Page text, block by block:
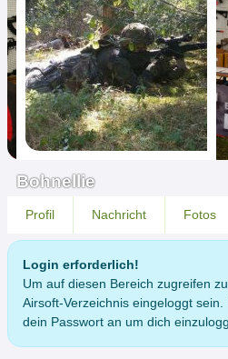
Bohnellie
Profil Nachricht Fotos
Login erforderlich!
Um auf diesen Bereich zugreifen
Airsoft-Verzeichnis eingeloggt
dein Passwort an um dich